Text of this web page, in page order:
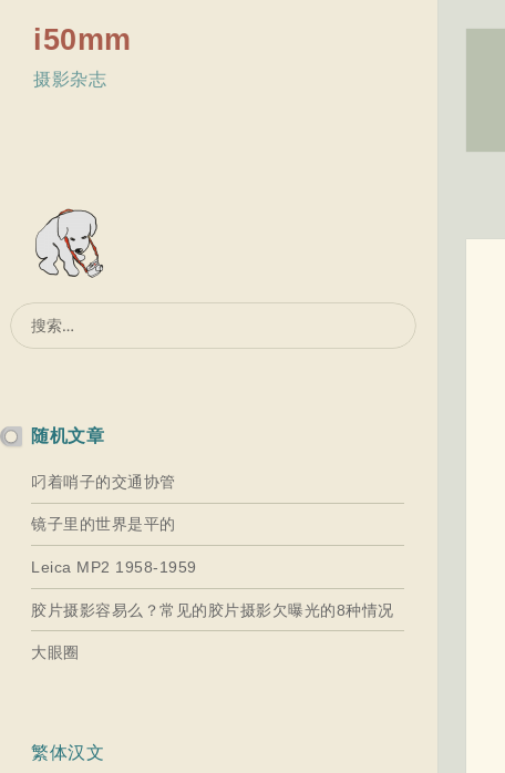
i50mm
摄影杂志
搜
索：
随机文章
叼着哨子的交通协管
镜子里的世界是平的
Leica MP2 1958-1959
胶片摄影容易么？常见的胶片摄影欠曝光的8种情况
大眼圈
繁体汉文